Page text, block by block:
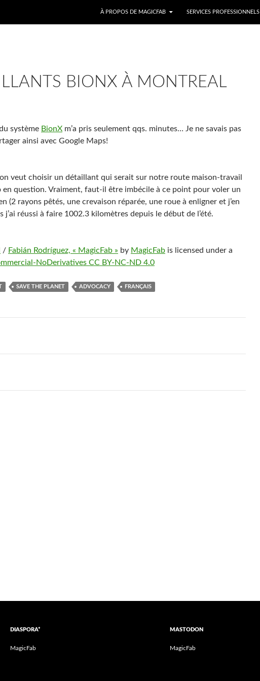
À PROPOS DE MAGICFAB
SERVICES PROFESSIONNELS
BIONX À MONTREAL
système BionX m’a pris seulement qqs. minutes… Je ne savais pas
ainsi avec Google Maps!
veut choisir un détaillant qui serait sur notre route maison-travail
en question. Vraiment, faut-il être imbécile à ce point pour voler un
(2 rayons pêtés, une crevaison réparée, une roue à enligner et j’en
j’ai réussi à faire 1002.3 kilomètres depuis le début de l’été.
/ Fabián Rodríguez, « MagicFab » by MagicFab is licensed under a
NoDerivatives CC BY-NC-ND 4.0
SAVE THE PLANET ADVOCACY FRANÇAIS
DIASPORA*
MagicFab
MASTODON
MagicFab